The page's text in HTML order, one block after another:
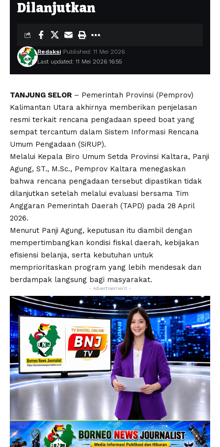
Dilanjutkan
Last updated: 11 Mei 2026 16:55
Redaksi Published: 11 Mei 2026
TANJUNG SELOR – Pemerintah Provinsi (Pemprov)
Kalimantan Utara akhirnya memberikan penjelasan
resmi terkait rencana pengadaan speed boat yang
sempat tercantum dalam Sistem Informasi Rencana
Umum Pengadaan (SiRUP).
Melalui Kepala Biro Umum Setda Provinsi Kaltara, Panji
Agung, ST., M.Sc., Pemprov Kaltara menegaskan
bahwa rencana pengadaan tersebut dipastikan tidak
dilanjutkan setelah melalui evaluasi bersama Tim
Anggaran Pemerintah Daerah (TAPD) pada 28 April
2026.
Menurut Panji Agung, keputusan itu diambil dengan
mempertimbangkan kondisi fiskal daerah, kebijakan
efisiensi belanja, serta kebutuhan untuk
memprioritaskan program yang lebih mendesak dan
berdampak langsung bagi masyarakat.
- Advertisement -